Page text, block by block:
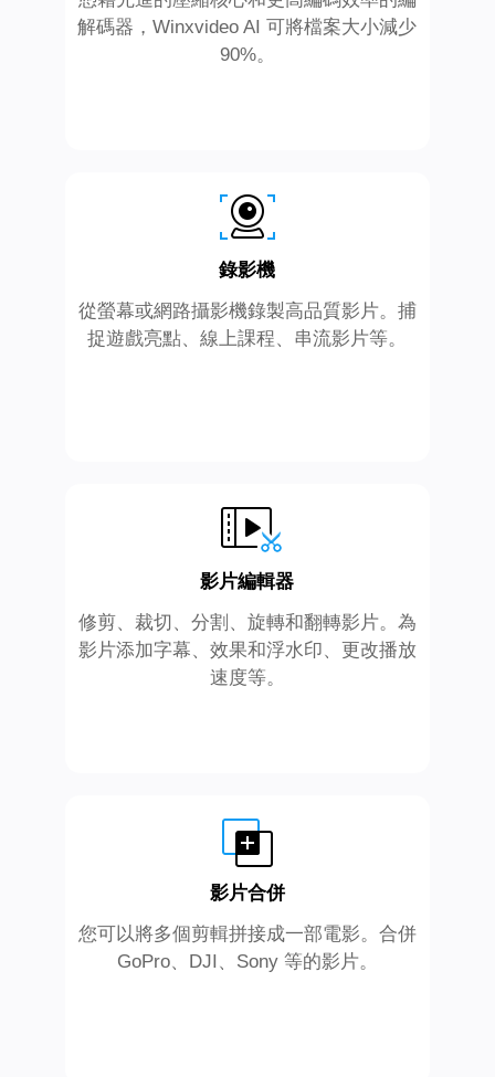
解碼器，Winxvideo AI 可將檔案大小減少
90%。
錄影機
從螢幕或網路攝影機錄製高品質影片。捕
捉遊戲亮點、線上課程、串流影片等。
影片編輯器
修剪、裁切、分割、旋轉和翻轉影片。為
影片添加字幕、效果和浮水印、更改播放
速度等。
影片合併
您可以將多個剪輯拼接成一部電影。合併
GoPro、DJI、Sony 等的影片。